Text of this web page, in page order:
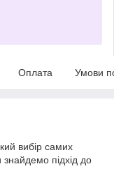
Оплата Умови
вибір самих
знайдемо підхід до